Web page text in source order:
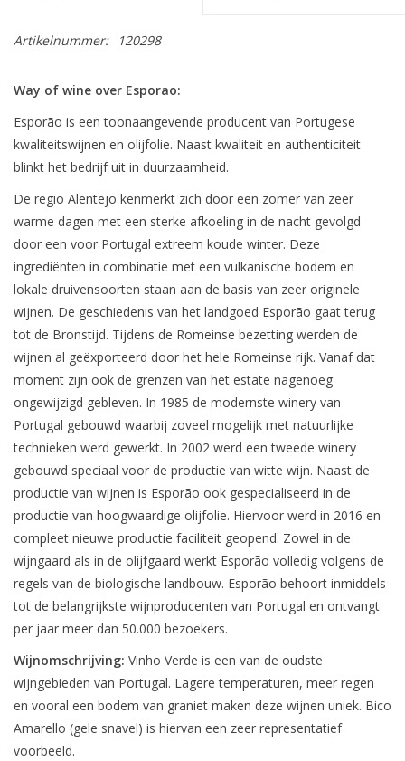
Artikelnummer: 120298
Way of wine over Esporao:
Esporão is een toonaangevende producent van Portugese
kwaliteitswijnen en olijfolie. Naast kwaliteit en authenticiteit
blinkt het bedrijf uit in duurzaamheid.
De regio Alentejo kenmerkt zich door een zomer van zeer
warme dagen met een sterke afkoeling in de nacht gevolgd
door een voor Portugal extreem koude winter. Deze
ingrediënten in combinatie met een vulkanische bodem en
lokale druivensoorten staan aan de basis van zeer originele
wijnen. De geschiedenis van het landgoed Esporão gaat terug
tot de Bronstijd. Tijdens de Romeinse bezetting werden de
wijnen al geëxporteerd door het hele Romeinse rijk. Vanaf dat
moment zijn ook de grenzen van het estate nagenoeg
ongewijzigd gebleven. In 1985 de modernste winery van
Portugal gebouwd waarbij zoveel mogelijk met natuurlijke
technieken werd gewerkt. In 2002 werd een tweede winery
gebouwd speciaal voor de productie van witte wijn. Naast de
productie van wijnen is Esporão ook gespecialiseerd in de
productie van hoogwaardige olijfolie. Hiervoor werd in 2016 en
compleet nieuwe productie faciliteit geopend. Zowel in de
wijngaard als in de olijfgaard werkt Esporão volledig volgens de
regels van de biologische landbouw. Esporão behoort inmiddels
tot de belangrijkste wijnproducenten van Portugal en ontvangt
per jaar meer dan 50.000 bezoekers.
Wijnomschrijving: Vinho Verde is een van de oudste
wijngebieden van Portugal. Lagere temperaturen, meer regen
en vooral een bodem van graniet maken deze wijnen uniek. Bico
Amarello (gele snavel) is hiervan een zeer representatief
voorbeeld.